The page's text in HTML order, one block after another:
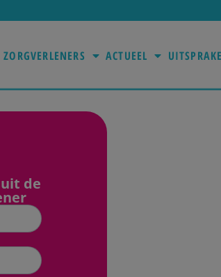
ZORGVERLENERS ACTUEEL
de